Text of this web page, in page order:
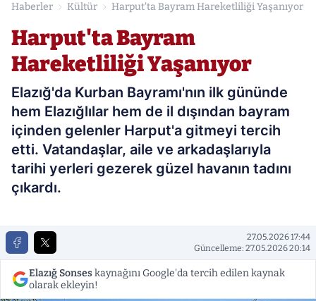
Haberler Kültür Harput'ta Bayram Hareketliliği Yaşanıyor
Harput'ta Bayram
Hareketliliği Yaşanıyor
Elazığ'da Kurban Bayramı'nın ilk gününde
hem Elazığlılar hem de il dışından bayram
içinden gelenler Harput'a gitmeyi tercih
etti. Vatandaşlar, aile ve arkadaşlarıyla
tarihi yerleri gezerek güzel havanın tadını
çıkardı.
27.05.2026 17:44
Güncelleme: 27.05.2026 20:14
Elazığ Sonseskaynağını Google'da tercih edilen kaynak
olarak ekleyin!